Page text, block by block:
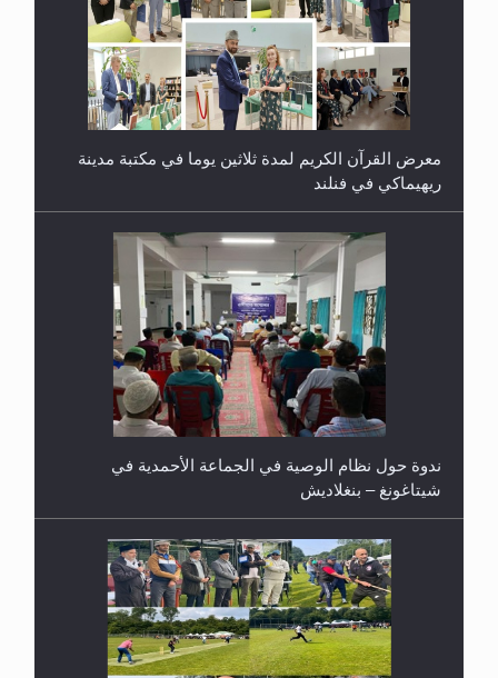
معرض القرآن الكريم لمدة ثلاثين يوما في مكتبة مدينة
ريهيماكي في فنلند
ندوة حول نظام الوصية في الجماعة الأحمدية في
شيتاغونغ – بنغلاديش